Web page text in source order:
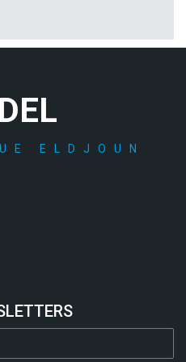
ELDJOUN